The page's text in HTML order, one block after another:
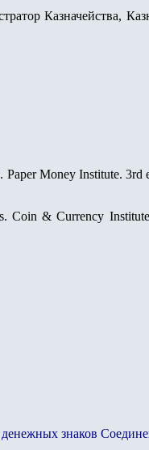
Казначейства,
Money Institute. 3rd
Coin & Currency
денежных знаков